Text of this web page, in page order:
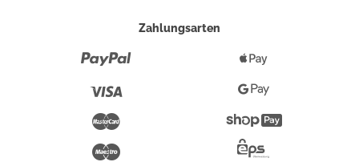
Zahlungsarten
Maestro
Pay
Google
PayShopify